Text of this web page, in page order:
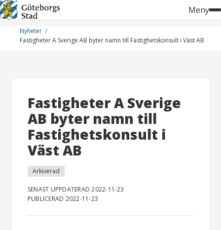
Hoppa
till
innehåll
Meny
Nyheter
Fastigheter A Sverige AB byter namn till Fastighetskonsult i Väst AB
Fastigheter A Sverige
AB byter namn till
Fastighetskonsult i
Väst AB
Arkiverad
SENAST UPPDATERAD 2022-11-23
PUBLICERAD 2022-11-23